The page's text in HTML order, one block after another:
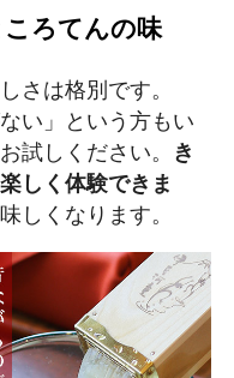
ろてんの味
さは格別です。
い」という方もい
試しください。
き
しく体験できま
しくなります。